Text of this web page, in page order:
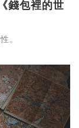
錢包裡的世
。